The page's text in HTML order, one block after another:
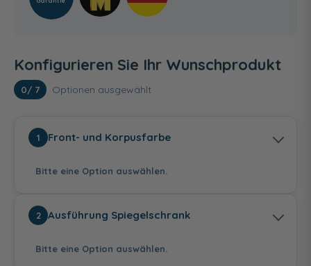
Konfigurieren Sie Ihr Wunschprodukt
0/ 7 Optionen ausgewählt
1 Front- und Korpusfarbe
Bitte eine Option auswählen.
2 Ausführung Spiegelschrank
Bitte eine Option auswählen.